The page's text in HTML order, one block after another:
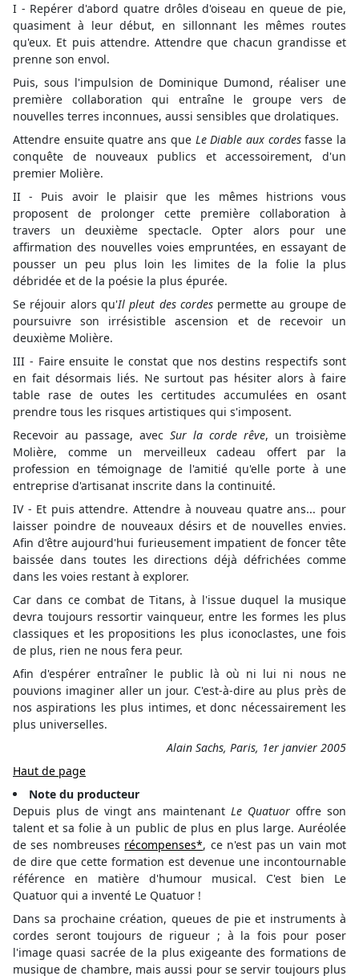
I - Repérer d'abord quatre drôles d'oiseau en queue de pie,
quasiment à leur début, en sillonnant les mêmes routes
qu'eux. Et puis attendre. Attendre que chacun grandisse et
prenne son envol.
Puis, sous l'impulsion de Dominique Dumond, réaliser une
première collaboration qui entraîne le groupe vers de
nouvelles terres inconnues, aussi sensibles que drolatiques.
Attendre ensuite quatre ans que Le Diable aux cordesfasse la
conquête de nouveaux publics et accessoirement, d'un
premier Molière.
II - Puis avoir le plaisir que les mêmes histrions vous
proposent de prolonger cette première collaboration à
travers un deuxième spectacle. Opter alors pour une
affirmation des nouvelles voies empruntées, en essayant de
pousser un peu plus loin les limites de la folie la plus
débridée et de la poésie la plus épurée.
Se réjouir alors qu'Il pleut des cordes permette au groupe de
poursuivre son irrésistible ascension et de recevoir un
deuxième Molière.
III - Faire ensuite le constat que nos destins respectifs sont
en fait désormais liés. Ne surtout pas hésiter alors à faire
table rase de outes les certitudes accumulées en osant
prendre tous les risques artistiques qui s'imposent.
Recevoir au passage, avec Sur la corde rêve, un troisième
Molière, comme un merveilleux cadeau offert par la
profession en témoignage de l'amitié qu'elle porte à une
entreprise d'artisanat inscrite dans la continuité.
IV - Et puis attendre. Attendre à nouveau quatre ans... pour
laisser poindre de nouveaux désirs et de nouvelles envies.
Afin d'être aujourd'hui furieusement impatient de foncer tête
baissée dans toutes les directions déjà défrichées comme
dans les voies restant à explorer.
Car dans ce combat de Titans, à l'issue duquel la musique
devra toujours ressortir vainqueur, entre les formes les plus
classiques et les propositions les plus iconoclastes, une fois
de plus, rien ne nous fera peur.
Afin d'espérer entraîner le public là où ni lui ni nous ne
pouvions imaginer aller un jour. C'est-à-dire au plus près de
nos aspirations les plus intimes, et donc nécessairement les
plus universelles.
Alain Sachs, Paris, 1er janvier 2005
Haut de page
Note du producteur
Depuis plus de vingt ans maintenant Le Quatuoroffre son
talent et sa folie à un public de plus en plus large. Auréolée
de ses nombreuses récompenses*, ce n'est pas un vain mot
de dire que cette formation est devenue une incontournable
référence en matière d'humour musical. C'est bien Le
Quatuor qui a inventé Le Quatuor !
Dans sa prochaine création, queues de pie et instruments à
cordes seront toujours de rigueur ; à la fois pour poser
l'image quasi sacrée de la plus exigeante des formations de
musique de chambre, mais aussi pour se servir toujours plus